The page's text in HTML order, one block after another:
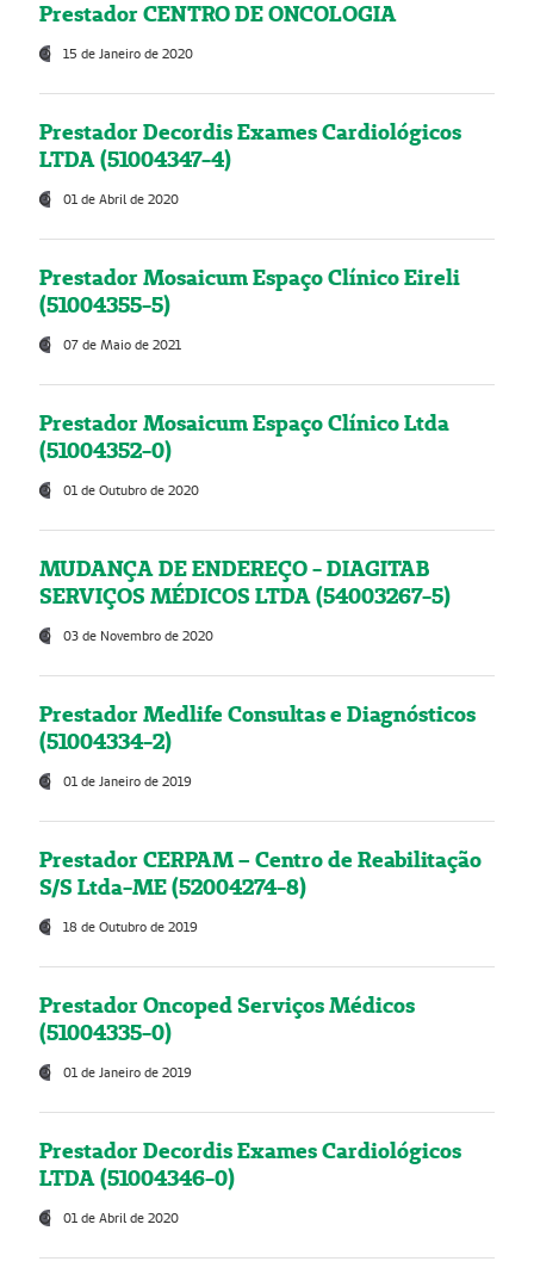
Prestador CENTRO DE ONCOLOGIA
15 de Janeiro de 2020
Prestador Decordis Exames Cardiológicos
LTDA (51004347-4)
01 de Abril de 2020
Prestador Mosaicum Espaço Clínico Eireli
(51004355-5)
07 de Maio de 2021
Prestador Mosaicum Espaço Clínico Ltda
(51004352-0)
01 de Outubro de 2020
MUDANÇA DE ENDEREÇO - DIAGITAB
SERVIÇOS MÉDICOS LTDA (54003267-5)
03 de Novembro de 2020
Prestador Medlife Consultas e Diagnósticos
(51004334-2)
01 de Janeiro de 2019
Prestador CERPAM – Centro de Reabilitação
S/S Ltda-ME (52004274-8)
18 de Outubro de 2019
Prestador Oncoped Serviços Médicos
(51004335-0)
01 de Janeiro de 2019
Prestador Decordis Exames Cardiológicos
LTDA (51004346-0)
01 de Abril de 2020